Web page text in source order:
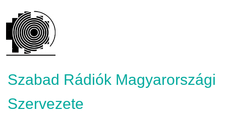
Szabad Rádiók Magyarországi
Szervezete